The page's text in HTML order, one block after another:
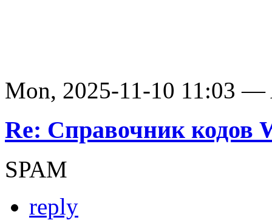
Mon, 2025-11-10 11:03 —
Re: Справочник кодов
SPAM
reply